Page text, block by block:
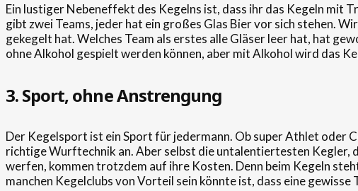
Ein lustiger Nebeneffekt des Kegelns ist, dass ihr das Kegeln mit
gibt zwei Teams, jeder hat ein großes Glas Bier vor sich stehen.
gekegelt hat. Welches Team als erstes alle Gläser leer hat, hat
ohne Alkohol gespielt werden können, aber mit Alkohol wird das
3. Sport, ohne Anstrengung
Der Kegelsport ist ein Sport für jedermann. Ob super Athlet oder
richtige Wurftechnik an. Aber selbst die untalentiertesten Kegler,
werfen, kommen trotzdem auf ihre Kosten. Denn beim Kegeln
manchen Kegelclubs von Vorteil sein könnte ist, dass eine